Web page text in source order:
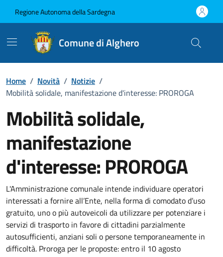
Regione Autonoma della Sardegna
Comune di Alghero
Home / Novità / Notizie /
Mobilità solidale, manifestazione d'interesse: PROROGA
Mobilità solidale,
manifestazione
d'interesse: PROROGA
Dettagli della notizia
L'Amministrazione comunale intende individuare operatori
interessati a fornire all’Ente, nella forma di comodato d’uso
gratuito, uno o più autoveicoli da utilizzare per potenziare i
servizi di trasporto in favore di cittadini parzialmente
autosufficienti, anziani soli o persone temporaneamente in
difficoltà. Proroga per le proposte: entro il 10 agosto